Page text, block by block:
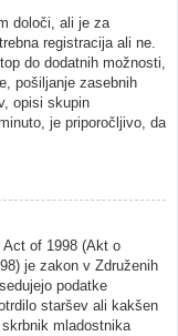
določi, ali je za
registracija ali ne.
do dodatnih možnosti,
pošiljanje zasebnih
opisi skupin
je priporočljivo, da
Act of 1998 (Akt o
je zakon v Združenih
podatke
staršev ali kakšen
mladostnika